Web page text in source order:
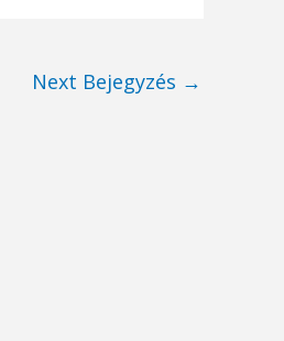
Next Bejegyzés →